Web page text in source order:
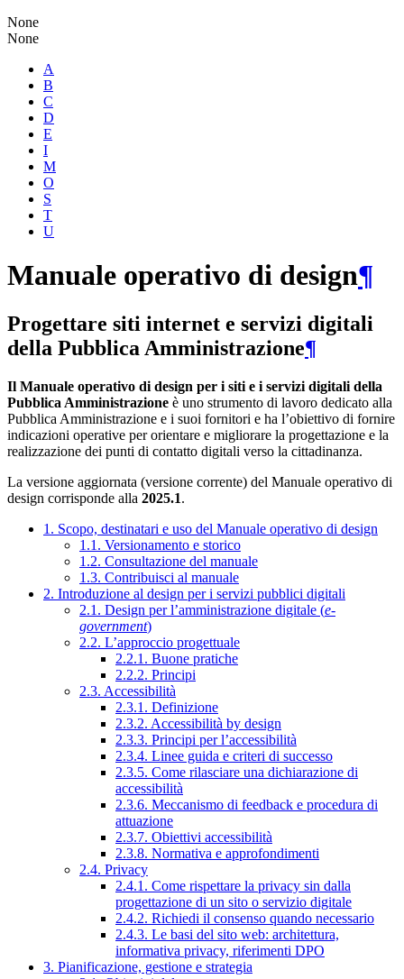
None
None
A
B
C
D
E
I
M
O
S
T
U
Manuale operativo di design¶
Progettare siti internet e servizi digitali
della Pubblica Amministrazione¶
Il Manuale operativo di design per i siti e i servizi digitali della
Pubblica Amministrazione è uno strumento di lavoro dedicato alla
Pubblica Amministrazione e i suoi fornitori e ha l’obiettivo di fornire
indicazioni operative per orientare e migliorare la progettazione e la
realizzazione dei punti di contatto digitali verso la cittadinanza.
La versione aggiornata (versione corrente) del Manuale operativo di
design corrisponde alla 2025.1.
1. Scopo, destinatari e uso del Manuale operativo di design
1.1. Versionamento e storico
1.2. Consultazione del manuale
1.3. Contribuisci al manuale
2. Introduzione al design per i servizi pubblici digitali
2.1. Design per l’amministrazione digitale (e-
government)
2.2. L’approccio progettuale
2.2.1. Buone pratiche
2.2.2. Principi
2.3. Accessibilità
2.3.1. Definizione
2.3.2. Accessibilità by design
2.3.3. Principi per l’accessibilità
2.3.4. Linee guida e criteri di successo
2.3.5. Come rilasciare una dichiarazione di
accessibilità
2.3.6. Meccanismo di feedback e procedura di
attuazione
2.3.7. Obiettivi accessibilità
2.3.8. Normativa e approfondimenti
2.4. Privacy
2.4.1. Come rispettare la privacy sin dalla
progettazione di un sito o servizio digitale
2.4.2. Richiedi il consenso quando necessario
2.4.3. Le basi del sito web: architettura,
informativa privacy, riferimenti DPO
3. Pianificazione, gestione e strategia